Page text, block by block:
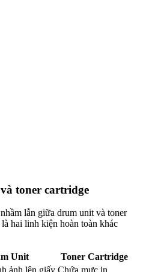
toner cartridge
lẫn giữa drum unit và toner
hai linh kiện hoàn toàn khác
Unit
Toner Cartridge